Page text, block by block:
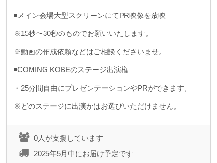
◾️メイン会場大型スクリーンにてPR映像を放映
※15秒〜30秒のものでお願いいたします。
※動画の作成依頼などはご相談くださいませ。
◾️COMING KOBEのステージ出演権
・25分間自由にプレゼンテーションやPRができます。
※どのステージに出演かはお選びいただけません。
0人が支援しています
2025年5月中にお届け予定です